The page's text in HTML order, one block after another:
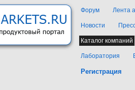
Форум Лента
Новости
Каталог компаний
Лаборатория
Регистрация